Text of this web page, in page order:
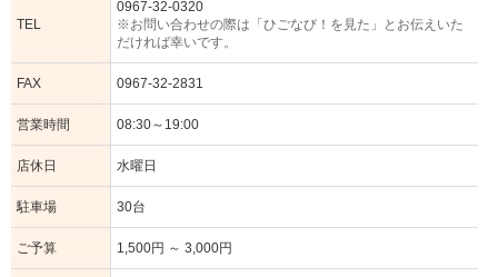
TEL
0967-32-0320
※お問い合わせの際は「ひごなび！を見た」とお伝えいた
だければ幸いです。
FAX 0967-32-2831
営業時間 08:30～19:00
店休日 水曜日
駐車場 30台
ご予算 1,500円 ～ 3,000円